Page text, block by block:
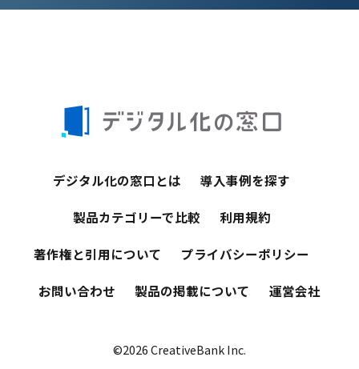
デジタル化の窓口とは 導入事例を探す
製品カテゴリーで比較 利用規約
著作権と引用について プライバシーポリシー
お問い合わせ 製品の掲載について 運営会社
©2026 CreativeBank Inc.